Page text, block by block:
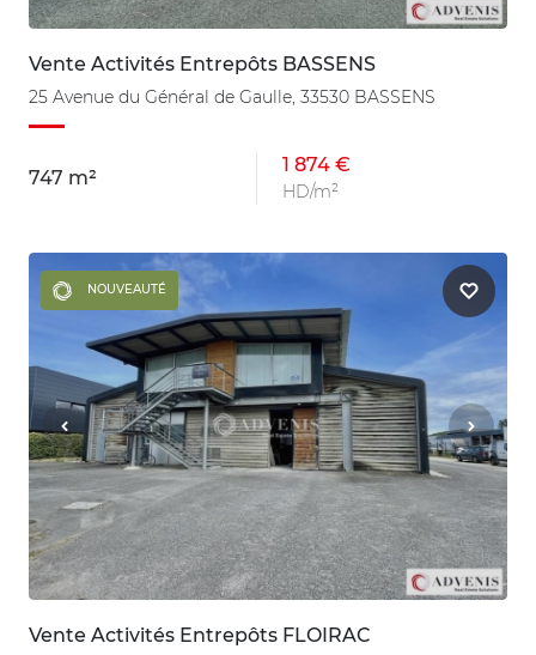
Vente Activités Entrepôts BASSENS
25 Avenue du Général de Gaulle, 33530 BASSENS
747 m²
1 874 €
HD/m²
NOUVEAUTÉ
Vente Activités Entrepôts FLOIRAC